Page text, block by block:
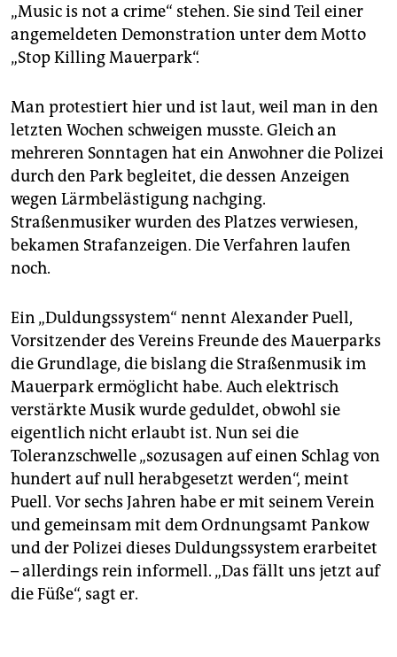
„Music is not a crime“ stehen. Sie sind Teil einer
angemeldeten Demonstration unter dem Motto
„Stop Killing Mauerpark“.
Man protestiert hier und ist laut, weil man in den
letzten Wochen schweigen musste. Gleich an
mehreren Sonntagen hat ein Anwohner die Polizei
durch den Park begleitet, die dessen Anzeigen
wegen Lärmbelästigung nachging.
Straßenmusiker wurden des Platzes verwiesen,
bekamen Strafanzeigen. Die Verfahren laufen
noch.
Ein „Duldungssystem“ nennt Alexander Puell,
Vorsitzender des Vereins Freunde des Mauerparks
die Grundlage, die bislang die Straßenmusik im
Mauerpark ermöglicht habe. Auch elektrisch
verstärkte Musik wurde geduldet, obwohl sie
eigentlich nicht erlaubt ist. Nun sei die
Toleranzschwelle „sozusagen auf einen Schlag von
hundert auf null herabgesetzt werden“, meint
Puell. Vor sechs Jahren habe er mit seinem Verein
und gemeinsam mit dem Ordnungsamt Pankow
und der Polizei dieses Duldungssystem erarbeitet
– allerdings rein informell. „Das fällt uns jetzt auf
die Füße“, sagt er.